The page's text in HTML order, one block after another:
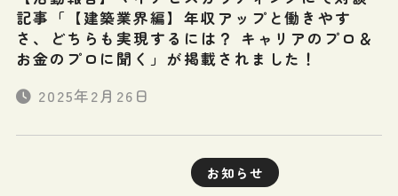
記事「【建築業界編】年収アップと働きやす
さ、どちらも実現するには？ キャリアのプロ＆
お金のプロに聞く」が掲載されました！
2025年2月26日
お知らせ